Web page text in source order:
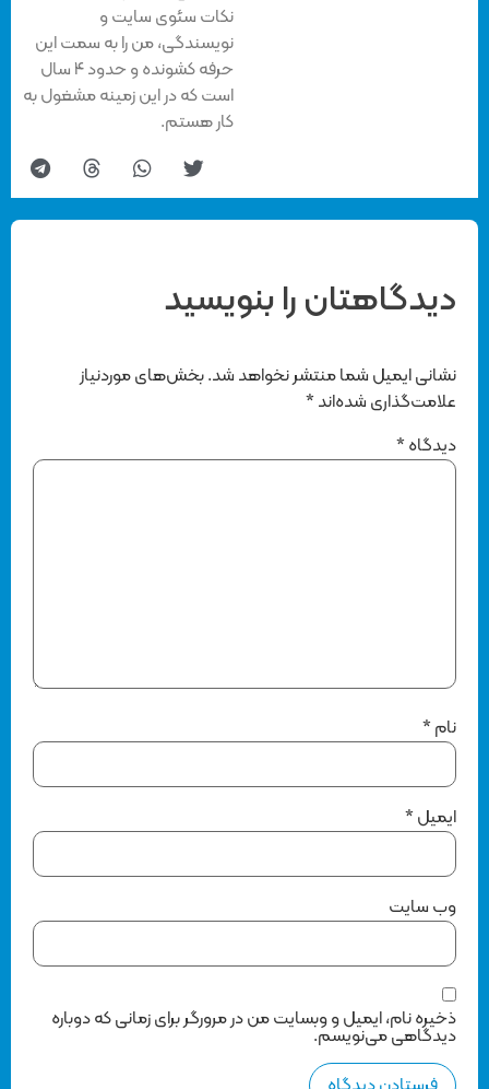
نکات سئوی سایت و
نویسندگی، من را به سمت این
حرفه کشونده و حدود ۴ سال
است که در این زمینه مشغول به
کار هستم.
دیدگاهتان را بنویسید
نشانی ایمیل شما منتشر نخواهد شد. بخش‌های موردنیاز
علامت‌گذاری شده‌اند*
دیدگاه*
*
ایمیل*
وب‌ سایت
ذخیره نام، ایمیل و وبسایت من در مرورگر برای زمانی که دوباره
دیدگاهی می‌نویسم.